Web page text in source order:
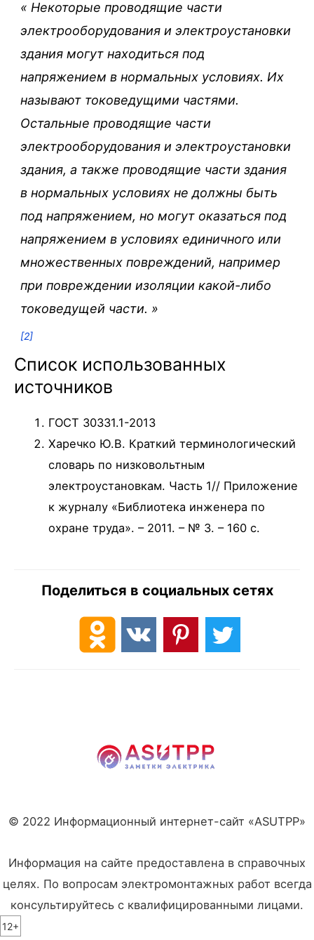
« Некоторые проводящие части
электрооборудования и электроустановки
здания могут находиться под
напряжением в нормальных условиях. Их
называют токоведущими частями.
Остальные проводящие части
электрооборудования и электроустановки
здания, а также проводящие части здания
в нормальных условиях не должны быть
под напряжением, но могут оказаться под
напряжением в условиях единичного или
множественных повреждений, например
при повреждении изоляции какой-либо
токоведущей части. »
[2]
Список использованных
источников
ГОСТ 30331.1-2013
Харечко Ю.В. Краткий терминологический
словарь по низковольтным
электроустановкам. Часть 1// Приложение
к журналу «Библиотека инженера по
охране труда». – 2011. – № 3. – 160 c.
Поделиться в социальных сетях
© 2022 Информационный интернет-сайт «ASUTPP»
Информация на сайте предоставлена в справочных
целях. По вопросам электромонтажных работ всегда
консультируйтесь с квалифицированными лицами.
12+